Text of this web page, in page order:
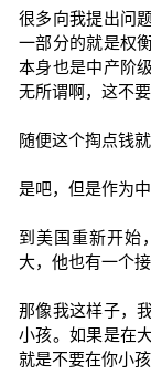
很多向我提出问
一部分的就是权
本身也是中产阶
无所谓啊，这不要
随便这个掏点钱
是吧，但是作为
到美国重新开始
大，他也有一个接
那像我这样子，
小孩。如果是在
就是不要在你小